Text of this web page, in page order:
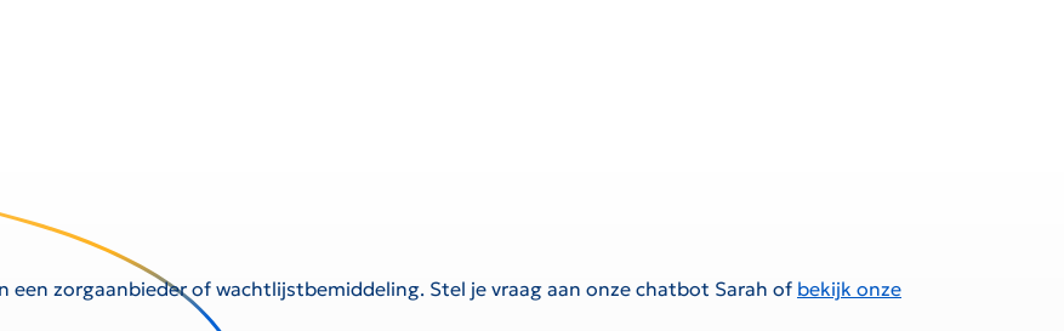
een zorgaanbieder of wachtlijstbemiddeling. Stel je vraag aan onze chatbot Sarah of bekijk onze